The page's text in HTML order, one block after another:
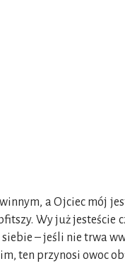
a Ojciec mój
Wy już
– jeśli nie trwa
ten przynosi owoc